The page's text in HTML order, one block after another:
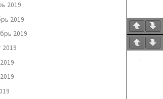
2019
2019
2019
2019